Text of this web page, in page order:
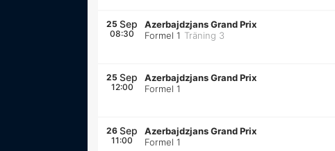
25 Sep
08:30
Azerbajdzjans Grand Prix
Formel 1 Träning 3
25 Sep
12:00
Azerbajdzjans Grand Prix
Formel 1
26 Sep
11:00
Azerbajdzjans Grand Prix
Formel 1